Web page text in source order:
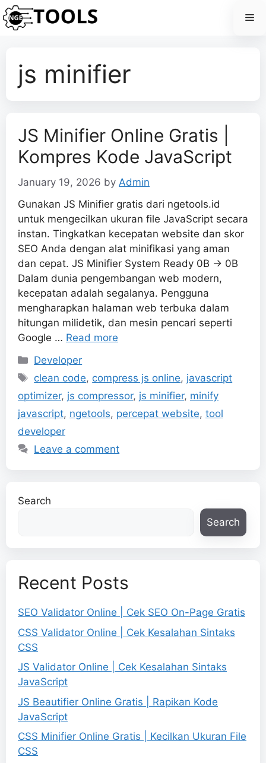
Skip
to
js minifier
JS Minifier Online Gratis |
Kompres Kode JavaScript
January 19, 2026 by Admin
Gunakan JS Minifier gratis dari ngetools.id
untuk mengecilkan ukuran file JavaScript secara
instan. Tingkatkan kecepatan website dan skor
SEO Anda dengan alat minifikasi yang aman
dan cepat. JS Minifier System Ready 0B → 0B
Dalam dunia pengembangan web modern,
kecepatan adalah segalanya. Pengguna
mengharapkan halaman web terbuka dalam
hitungan milidetik, dan mesin pencari seperti
Google … Read more
Categories
Developer
Tags
clean code, compress js online, javascript
optimizer, js compressor, js minifier, minify
javascript, ngetools, percepat website, tool
developer
Leave a comment
Search
Search
Recent Posts
SEO Validator Online | Cek SEO On-Page Gratis
CSS Validator Online | Cek Kesalahan Sintaks
CSS
JS Validator Online | Cek Kesalahan Sintaks
JavaScript
JS Beautifier Online Gratis | Rapikan Kode
JavaScript
CSS Minifier Online Gratis | Kecilkan Ukuran File
CSS